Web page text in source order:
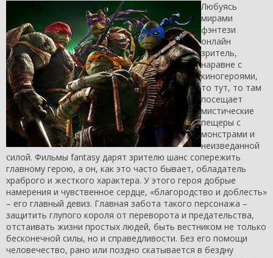
Любуясь
мирами
фэнтези
онлайн
зритель,
наравне с
киногероями,
то тут, то там
посещает
мистические
пещеры с
монстрами и
неизведанной
силой. Фильмы fantasy дарят зрителю шанс сопережить
главному герою, а он, как это часто бывает, обладатель
храброго и жесткого характера. У этого героя добрые
намерения и чувственное сердце, «благородство и доблесть»
– его главный девиз. Главная забота такого персонажа –
защитить глупого короля от переворота и предательства,
отстаивать жизни простых людей, быть вестником не только
бесконечной силы, но и справедливости. Без его помощи
человечество, рано или поздно скатывается в бездну